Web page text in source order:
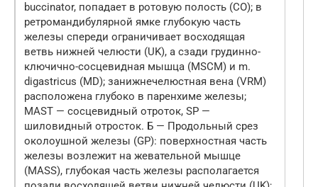
buccinator, попадает в ротовую полость (СО); в
ретромандибулярной ямке глубокую часть
железы спереди ограничивает восходящая
ветвь нижней челюсти (UK), а сзади грудинно-
ключично-сосцевидная мышца (MSCM) и m.
digastricus (МD); занижнечелюстная вена (VRM)
расположена глубоко в паренхиме железы;
МАSТ — сосцевидный отроток, SP —
шиловидный отросток. Б — Продольный срез
околоушной железы (GP): поверхностная часть
железы возлежит на жевательной мышце
(MASS), глубокая часть железы располагается